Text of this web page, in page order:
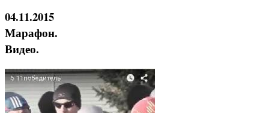
04.11.2015
Марафон.
Видео.